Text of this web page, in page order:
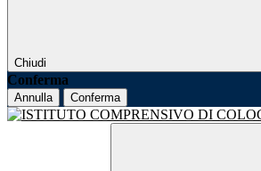
Chiudi
Conferma
Annulla Conferma